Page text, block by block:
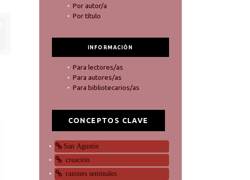
Por autor/a
Por título
INFORMACIÓN
Para lectores/as
Para autores/as
Para bibliotecarios/as
CONCEPTOS CLAVE
San Agustín
creación
razones seminales